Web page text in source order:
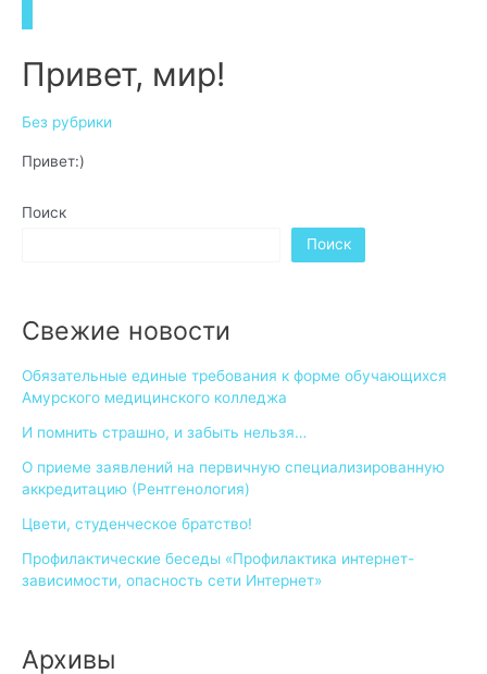
Привет, мир!
Без рубрики
Привет:)
Поиск
Поиск
Свежие новости
Обязательные единые требования к форме обучающихся
Амурского медицинского колледжа
И помнить страшно, и забыть нельзя…
О приеме заявлений на первичную специализированную
аккредитацию (Рентгенология)
Цвети, студенческое братство!
Профилактические беседы «Профилактика интернет-
зависимости, опасность сети Интернет»
Архивы